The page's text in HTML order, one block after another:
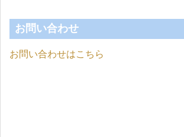
お問い合わせ
お問い合わせはこちら